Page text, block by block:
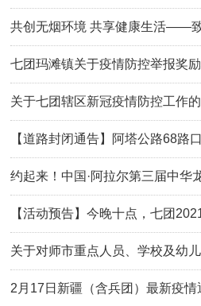
共创无烟环境 共享健康生活——
议书
七团玛滩镇关于疫情防控举报奖
关于七团辖区新冠疫情防控工作
【道路封闭通告】阿塔公路68路
路口 县道封闭施工的通告
约起来！中国·阿拉尔第三届中华
了！
【活动预告】今晚十点，七团
旅系列活动第二场节目开演
关于对师市重点人员、学校及幼
生开展核酸检测工作的通知
2月17日新疆（含兵团）最新疫情